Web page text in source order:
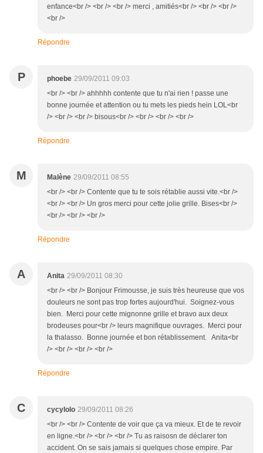
enfance<br /> <br /> <br /> merci , amitiés<br /> <br /> <br />
<br />
Répondre
P phoebe 29/09/2011 09:03
<br /> <br /> ahhhhh contente que tu n'ai rien ! passe une
bonne journée et attention ou tu mets les pieds hein LOL<br
/> <br /> <br /> bisous<br /> <br /> <br /> <br />
Répondre
M Malène 29/09/2011 08:55
<br /> <br /> Contente que tu te sois rétablie aussi vite.<br />
<br /> <br /> Un gros merci pour cette jolie grille. Bises<br />
<br /> <br /> <br />
Répondre
A Anita 29/09/2011 08:30
<br /> <br /> Bonjour Frimousse, je suis très heureuse que vos
douleurs ne sont pas trop fortes aujourd'hui. Soignez-vous
bien. Merci pour cette mignonne grille et bravo aux deux
brodeuses pour<br /> leurs magnifique ouvrages. Merci pour
la thalasso. Bonne journée et bon rétablissement. Anita<br
/> <br /> <br /> <br />
Répondre
C cycylolo 29/09/2011 08:26
<br /> <br /> Contente de voir que ça va mieux. Et de te revoir
en ligne.<br /> <br /> <br /> Tu as raisosn de déclarer ton
accident. On se sais jamais si quelques chose empire. Par